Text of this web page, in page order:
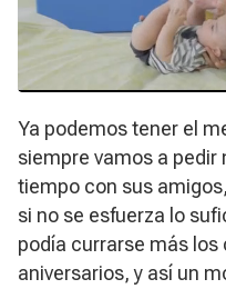
Ya podemos tener el
siempre vamos a pedir
tiempo con sus
si no se esfuerza lo
podía currarse más
aniversarios, y así un